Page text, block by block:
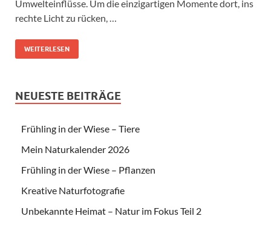
Umwelteinflüsse. Um die einzigartigen Momente dort, ins
rechte Licht zu rücken, …
WEITERLESEN
NEUESTE BEITRÄGE
Frühling in der Wiese – Tiere
Mein Naturkalender 2026
Frühling in der Wiese – Pflanzen
Kreative Naturfotografie
Unbekannte Heimat – Natur im Fokus Teil 2